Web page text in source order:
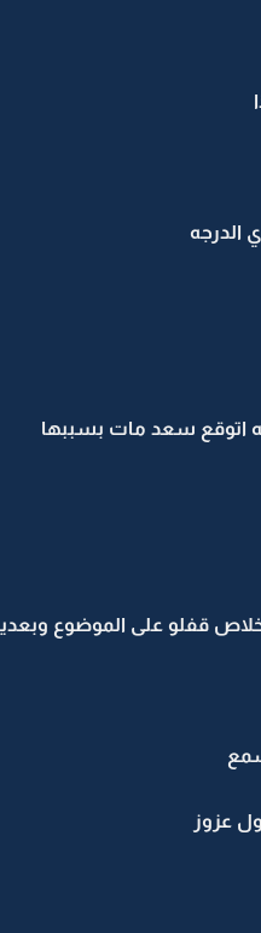
اتوقع سعد مات بسببها
قفلو على الموضوع
عزوز